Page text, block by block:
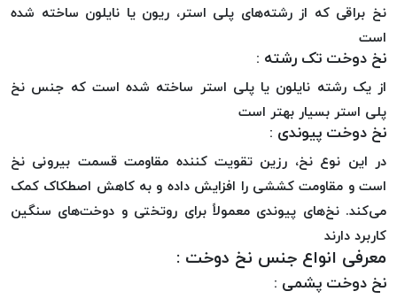
موم
KORD
ZETA
بافت
موم
امگا
OMEGA
بافت
بدون
نخ براقی که از رشته‌های پلی استر، ریون یا نایلون ساخته شده
است
نخ دوخت تک رشته :
از یک رشته نایلون یا پلی استر ساخته شده است که جنس نخ
پلی استر بسیار بهتر است
نخ دوخت پیوندی :
در این نوع نخ، رزین تقویت کننده مقاومت قسمت بیرونی نخ
است و مقاومت کششی را افزایش داده و به کاهش اصطکاک کمک
می‌کند. نخ‌های پیوندی معمولاً برای روتختی و دوخت‌های سنگین
کاربرد دارند
معرفی انواع جنس نخ دوخت :
نخ دوخت پشمی :